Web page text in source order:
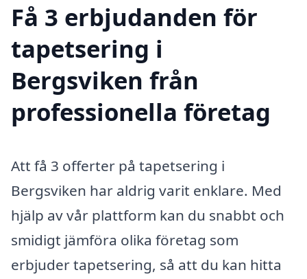
Få 3 erbjudanden för
tapetsering i
Bergsviken från
professionella företag
Att få 3 offerter på tapetsering i
Bergsviken har aldrig varit enklare. Med
hjälp av vår plattform kan du snabbt och
smidigt jämföra olika företag som
erbjuder tapetsering, så att du kan hitta